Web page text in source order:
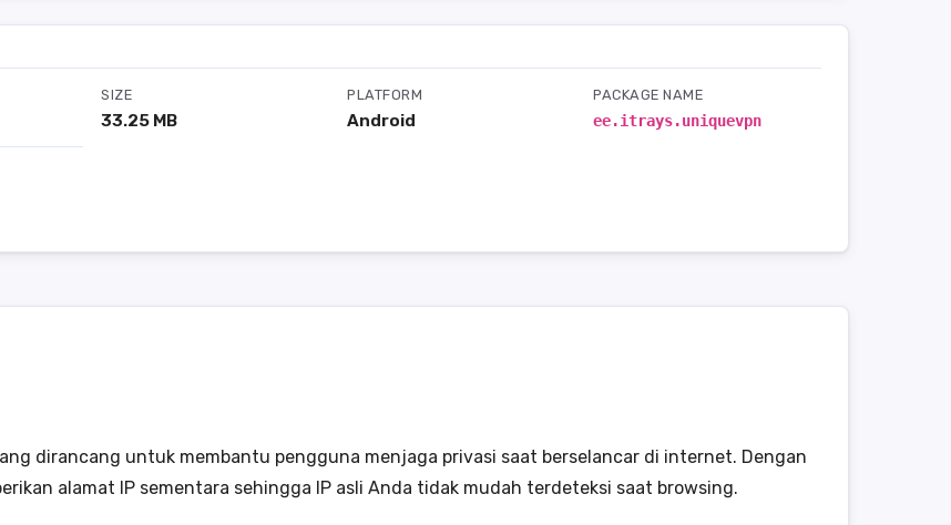
SIZE
33.25 MB
PLATFORM
Android
PACKAGE NAME
ee.itrays.uniquevpn
dirancang untuk membantu pengguna menjaga privasi saat berselancar di internet. Dengan
alamat IP sementara sehingga IP asli Anda tidak mudah terdeteksi saat browsing.